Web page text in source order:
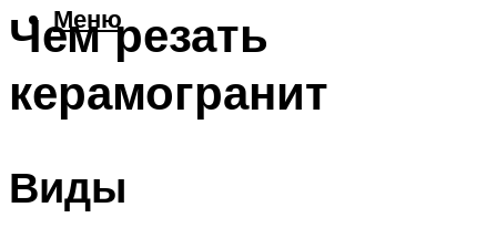
Меню
Чем резать
керамогранит
Виды